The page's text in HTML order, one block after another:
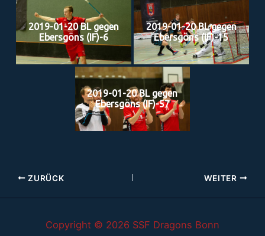
2019-01-20 BL gegen
Ebersgöns (IF)-6
2019-01-20 BL gegen
Ebersgöns (IF)-15
2019-01-20 BL gegen
Ebersgöns (IF)-57
ZURÜCK WEITER
Copyright © 2026 SSF Dragons Bonn